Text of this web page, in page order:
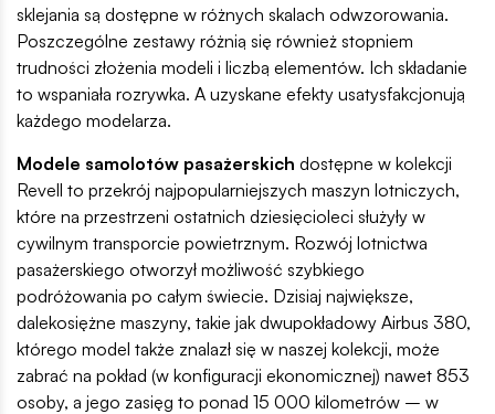
sklejania są dostępne w różnych skalach odwzorowania.
Poszczególne zestawy różnią się również stopniem
trudności złożenia modeli i liczbą elementów. Ich składanie
to wspaniała rozrywka. A uzyskane efekty usatysfakcjonują
każdego modelarza.
Modele samolotów pasażerskich dostępne w kolekcji
Revell to przekrój najpopularniejszych maszyn lotniczych,
które na przestrzeni ostatnich dziesięcioleci służyły w
cywilnym transporcie powietrznym. Rozwój lotnictwa
pasażerskiego otworzył możliwość szybkiego
podróżowania po całym świecie. Dzisiaj największe,
dalekosiężne maszyny, takie jak dwupokładowy Airbus 380,
którego model także znalazł się w naszej kolekcji, może
zabrać na pokład (w konfiguracji ekonomicznej) nawet 853
osoby, a jego zasięg to ponad 15 000 kilometrów – w